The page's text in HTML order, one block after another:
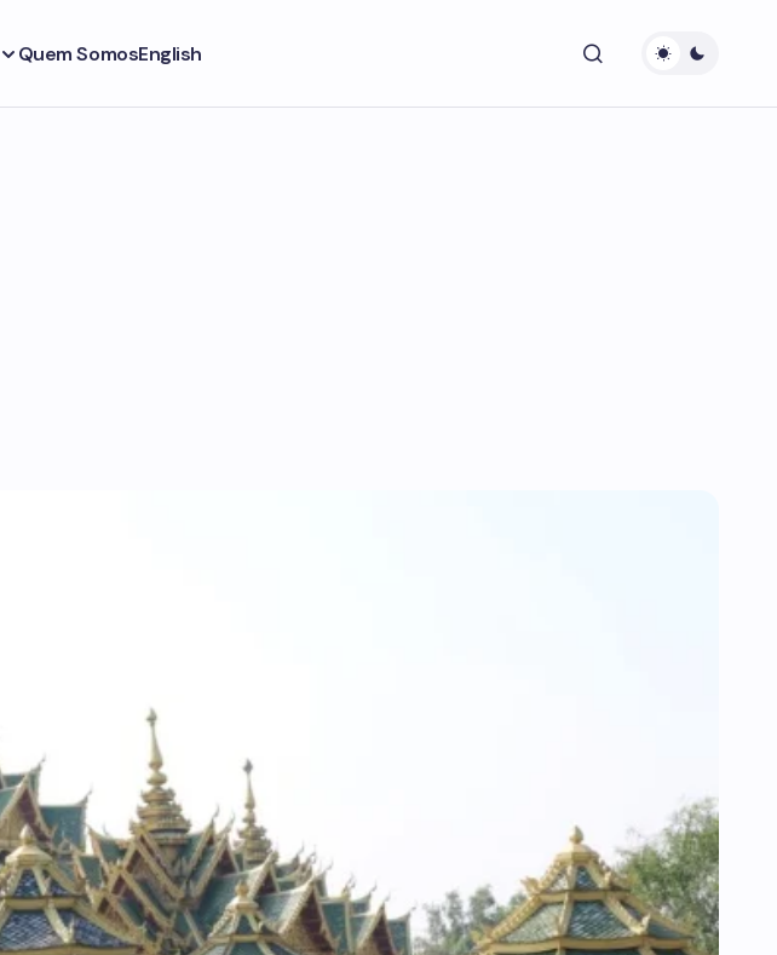
Quem SomosEnglish